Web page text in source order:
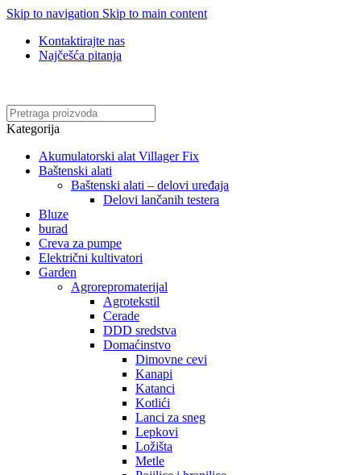
Skip to navigation Skip to main content
Kontaktirajte nas
Najčešća pitanja
Kategorija
Akumulatorski alat Villager Fix
Baštenski alati
Baštenski alati – delovi uređaja
Delovi lančanih testera
Bluze
burad
Creva za pumpe
Električni kultivatori
Garden
Agrorepromaterijal
Agrotekstil
Cerade
DDD sredstva
Domaćinstvo
Dimovne cevi
Kanapi
Katanci
Kotlići
Lanci za sneg
Lepkovi
Ložišta
Metle